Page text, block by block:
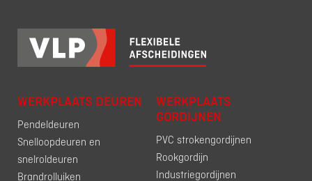
WERKPLAATS DEUREN
Pendeldeuren
Snelloopdeuren en
snelroldeuren
Brandrolluiken
WERKPLAATS
GORDIJNEN
PVC strokengordijnen
Rookgordijn
Industriegordijnen